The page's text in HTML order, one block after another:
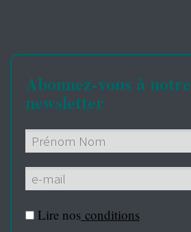
Abonnez-vous à notre
newsletter
Lire nos conditions